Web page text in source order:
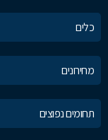
כלים
מחירונים
תחומים נפוצים